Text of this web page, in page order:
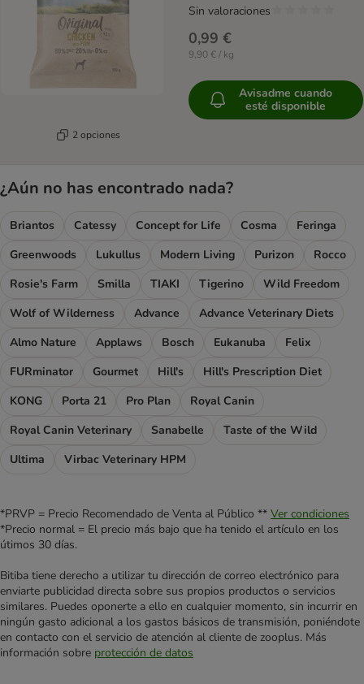
2 opciones
0,99 €
9,90 € / kg
Sin valoraciones
Avisadme cuando
esté disponible
¿Aún no has encontrado nada?
Briantos Catessy Concept for Life Cosma
Feringa
Greenwoods
Lukullus Modern Living Purizon
Rocco
Rosie's Farm
Smilla TIAKI Tigerino
Wild Freedom
Wolf of Wilderness
Advance
Advance Veterinary Diets
Almo Nature
Applaws Bosch Eukanuba
Felix
FURminator
Gourmet Hill's
Hill's Prescription Diet
KONG
Porta 21 Pro Plan
Royal Canin
Royal Canin Veterinary
Sanabelle
Taste of the Wild
Ultima
Virbac Veterinary HPM
*PRVP = Precio Recomendado de Venta al Público ** Ver condiciones
*Precio normal = El precio más bajo que ha tenido el artículo en los
útimos 30 días.
Bitiba tiene derecho a utilizar tu dirección de correo electrónico para
enviarte publicidad directa sobre sus propios productos o servicios
similares. Puedes oponerte a ello en cualquier momento, sin incurrir en
ningún gasto adicional a los gastos básicos de transmisión, poniéndote
en contacto con el servicio de atención al cliente de zooplus. Más
información sobre protección de datos